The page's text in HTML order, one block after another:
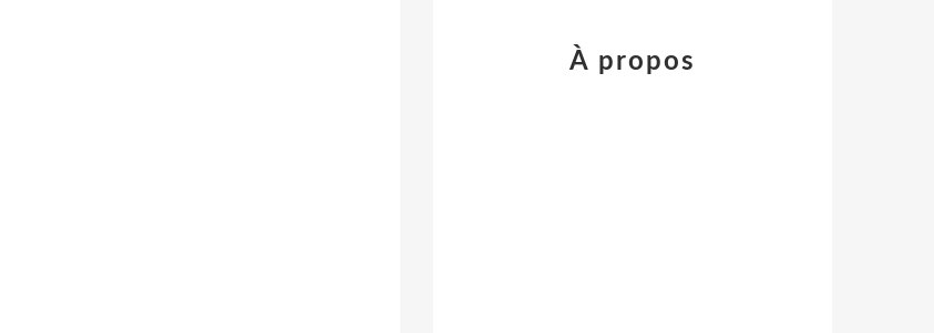
À propos